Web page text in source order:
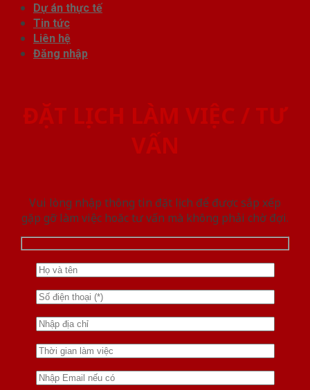
Dự án thực tế
Tin tức
Liên hệ
Đăng nhập
ĐẶT LỊCH LÀM VIỆC / TƯ
VẤN
Vui lòng nhập thông tin đặt lịch để được sắp xếp
gặp gỡ làm việc hoăc tư vấn mà không phải chờ đợi.